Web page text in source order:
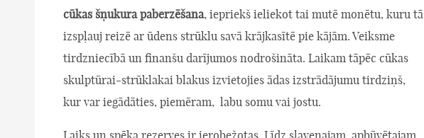
cūkas šņukura paberzēšana, iepriekš ieliekot tai mutē monētu, kuru tā
izspļauj reizē ar ūdens strūklu savā krājkasītē pie kājām. Veiksme
tirdzniecībā un finanšu darījumos nodrošināta. Laikam tāpēc cūkas
skulptūrai-strūklakai blakus izvietojies ādas izstrādājumu tirdziņš,
kur var iegādāties, piemēram, labu somu vai jostu.
Laiks un spēka rezerves ir ierobežotas. Līdz slavenajam, apbūvētajam